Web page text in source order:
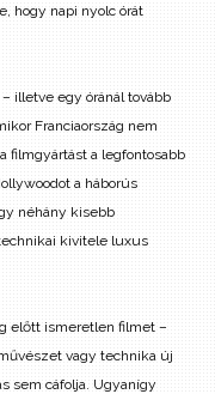
hogy napi nyolc órát
illetve egy óránál tovább
Franciaország nem
filmgyártást a legfontosabb
a háborús
néhány kisebb
kivitele luxus
előtt ismeretlen filmet –
vagy technika új
sem cáfolja. Ugyanígy